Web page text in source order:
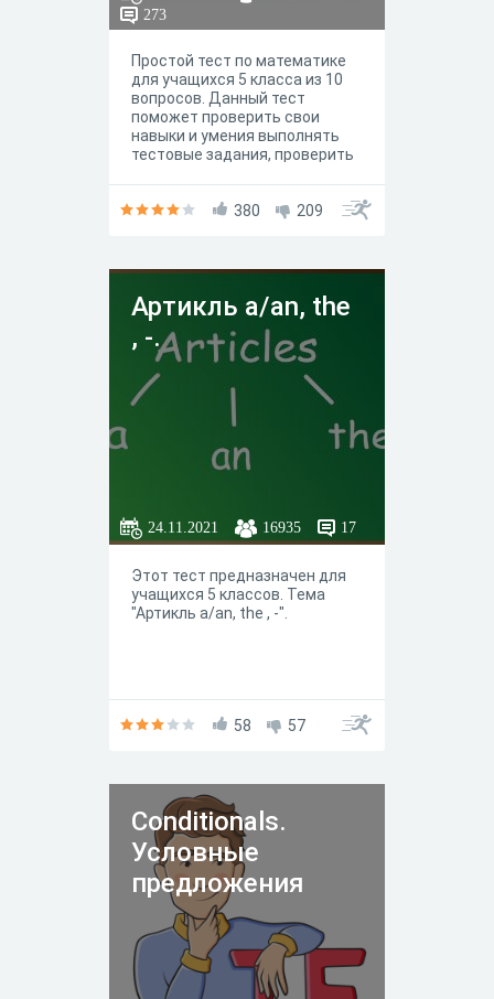
273
Простой тест по математике
для учащихся 5 класса из 10
вопросов. Данный тест
поможет проверить свои
навыки и умения выполнять
тестовые задания, проверить
чисел", "Сравнение
десятичных дробей".
380 209
Артикль a/an, the
, -.
24.11.2021 16935 17
Этот тест предназначен для
учащихся 5 классов. Тема
"Артикль a/an, the , -".
58 57
Conditionals.
Условные
предложения